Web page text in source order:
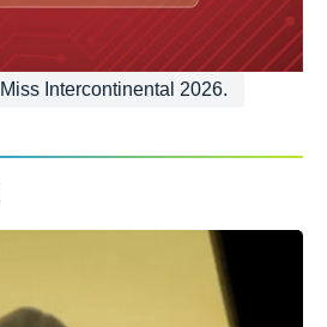
Miss Intercontinental 2026.